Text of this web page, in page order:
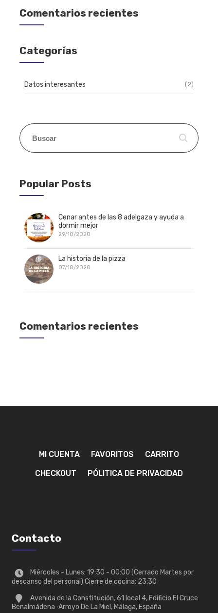
Comentarios recientes
Categorías
Datos interesantes (2)
Popular Posts
Cenar antes de las 8 adelgaza y ayuda a
dormir mejor
29/10/2020
La historia de la pizza
07/10/2020
Comentarios recientes
MI CUENTA FAVORITOS CARRITO
CHECKOUT PÓLITICA DE PRIVACIDAD
Contacto
Miércoles - Lunes: 19:30 - 00:00 (Cerrado Martes por
descanso del personal) Cierre de cocina: 23:30
Avenida de la Constitución, 61 local 4, Edificio El Cruce
Benalmádena-Arroyo De La Miel, Málaga, España